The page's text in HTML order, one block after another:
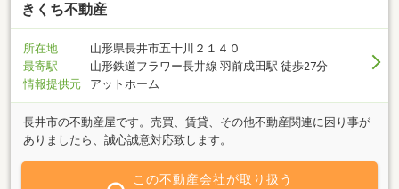
きくち不動産
所在地
山形県長井市五十川２１４０
最寄駅
山形鉄道フラワー長井線 羽前成田駅 徒歩27分
情報提供元
アットホーム
長井市の不動産屋です。売買、賃貸、その他不動産関連に困り事が
ありましたら、誠心誠意対応致します。
この不動産会社が取り扱う